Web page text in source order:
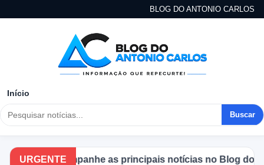
BLOG DO ANTONIO CARLOS
Início
Buscar
URGENTEAcompanhe as principais notícias no Blog do